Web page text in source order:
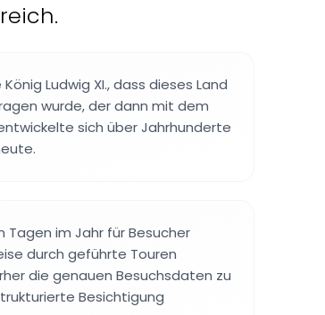
Ludwig XI., dass dieses Land
wurde, der dann mit dem
sich über Jahrhunderte
im Jahr für Besucher
durch geführte Touren
die genauen Besuchsdaten zu
Besichtigung